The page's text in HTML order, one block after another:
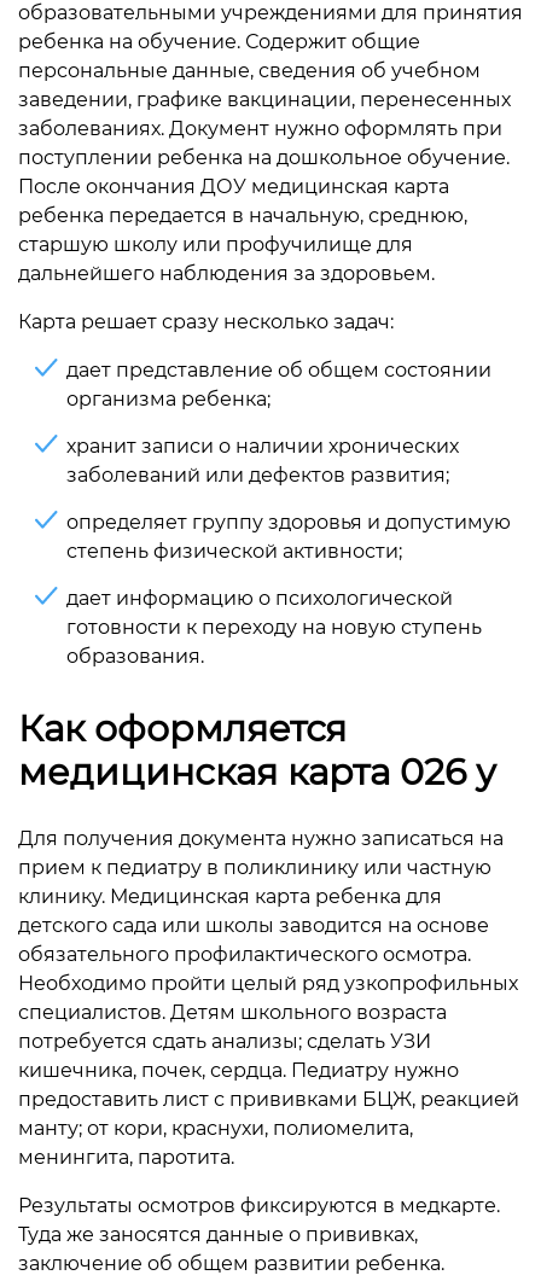
образовательными учреждениями для принятия
ребенка на обучение. Содержит общие
персональные данные, сведения об учебном
заведении, графике вакцинации, перенесенных
заболеваниях. Документ нужно оформлять при
поступлении ребенка на дошкольное обучение.
После окончания ДОУ медицинская карта
ребенка передается в начальную, среднюю,
старшую школу или профучилище для
дальнейшего наблюдения за здоровьем.
Карта решает сразу несколько задач:
дает представление об общем состоянии
организма ребенка;
хранит записи о наличии хронических
заболеваний или дефектов развития;
определяет группу здоровья и допустимую
степень физической активности;
дает информацию о психологической
готовности к переходу на новую ступень
образования.
Как оформляется
медицинская карта 026 у
Для получения документа нужно записаться на
прием к педиатру в поликлинику или частную
клинику. Медицинская карта ребенка для
детского сада или школы заводится на основе
обязательного профилактического осмотра.
Необходимо пройти целый ряд узкопрофильных
специалистов. Детям школьного возраста
потребуется сдать анализы; сделать УЗИ
кишечника, почек, сердца. Педиатру нужно
предоставить лист с прививками БЦЖ, реакцией
манту; от кори, краснухи, полиомелита,
менингита, паротита.
Результаты осмотров фиксируются в медкарте.
Туда же заносятся данные о прививках,
заключение об общем развитии ребенка.